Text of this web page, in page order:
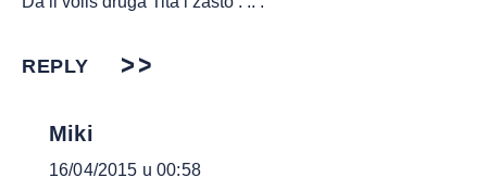
REPLY
Miki
16/04/2015 u 00:58